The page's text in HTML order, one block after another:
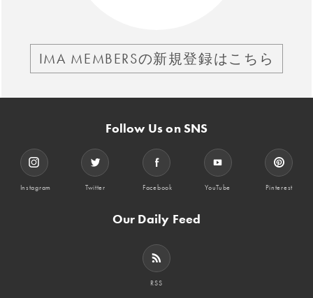
IMA MEMBERSの新規登録はこちら
Follow Us on SNS
Instagram Twitter Facebook YouTube Pinterest
Our Daily Feed
RSS